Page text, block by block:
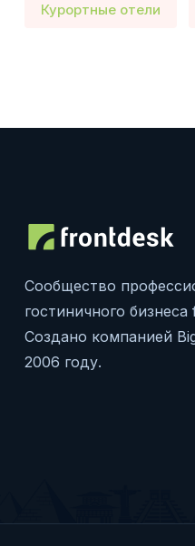
Курортные отели
Сообщество
гостиничного
Создано компанией
2006 году.